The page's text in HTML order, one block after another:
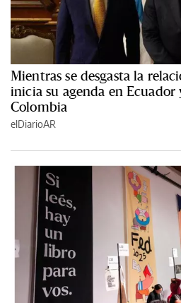
Mientras se desgasta la
inicia su agenda en Ecuador
Colombia
elDiarioAR